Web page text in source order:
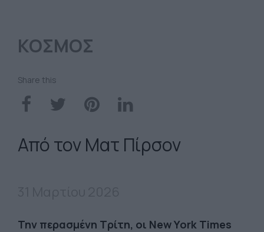
ΚΟΣΜΟΣ
Share this
Από τον Ματ Πίρσον
Την περασμένη Τρίτη, οι New York Times